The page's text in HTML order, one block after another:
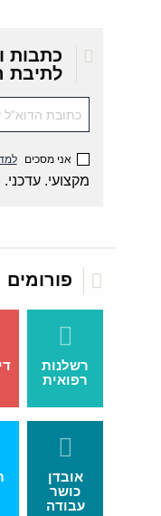
כתבות
לתיבת
אני מסכים
מקצועי. עדכני.
פורומים
רשלנות
רפואית
אובדן
כושר
עבודה